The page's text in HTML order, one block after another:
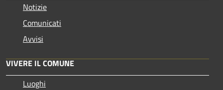
Notizie
Comunicati
Avvisi
VIVERE IL COMUNE
Luoghi